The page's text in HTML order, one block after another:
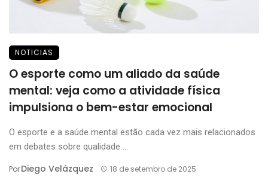
NOTICIAS
O esporte como um aliado da saúde
mental: veja como a atividade física
impulsiona o bem-estar emocional
O esporte e a saúde mental estão cada vez mais relacionados
em debates sobre qualidade ...
PorDiego Velázquez 18 de setembro de 2025